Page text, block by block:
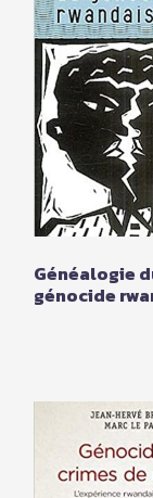
Généalogie
génocide